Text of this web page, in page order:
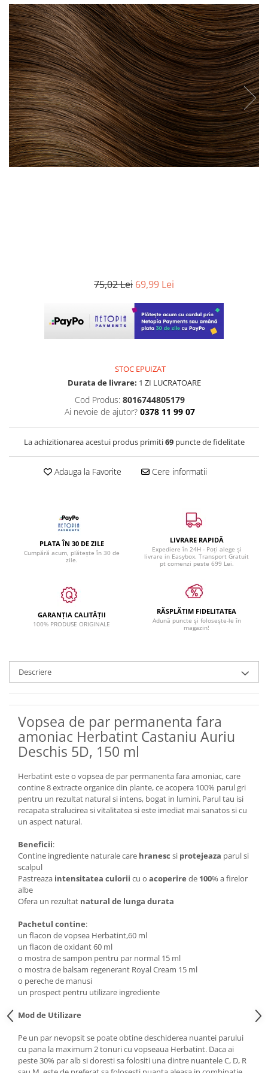
75,02 Lei 69,99 Lei
STOC EPUIZAT
Durata de livrare: 1 ZI LUCRATOARE
Cod Produs: 8016744805179
Ai nevoie de ajutor? 0378 11 99 07
La achizitionarea acestui produs primiti69puncte de fidelitate
Adauga la Favorite Cere informatii
PLATA ÎN 30 DE ZILE
Cumpără acum, plătește în 30 de
zile.
LIVRARE RAPIDĂ
Expediere în 24H - Poți alege și
livrare in Easybox. Transport Gratuit
pt comenzi peste 699 Lei.
GARANȚIA CALITĂȚII
100% PRODUSE ORIGINALE
RĂSPLĂTIM FIDELITATEA
Adună puncte și folosește-le în
magazin!
Descriere
Vopsea de par permanenta fara
amoniac Herbatint Castaniu Auriu
Deschis 5D, 150 ml
Herbatint este o vopsea de par permanenta fara amoniac, care
contine 8 extracte organice din plante, ce acopera 100% parul gri
pentru un rezultat natural si intens, bogat in lumini. Parul tau isi
recapata stralucirea si vitalitatea si este imediat mai sanatos si cu
un aspect natural.
Beneficii:
Contine ingrediente naturale care hranesc si protejeaza parul si
scalpul
Pastreaza intensitatea culorii cu o acoperire de 100% a firelor
albe
Ofera un rezultat natural de lunga durata
Pachetul contine:
un flacon de vopsea Herbatint,60 ml
un flacon de oxidant 60 ml
o mostra de sampon pentru par normal 15 ml
o mostra de balsam regenerant Royal Cream 15 ml
o pereche de manusi
un prospect pentru utilizare ingrediente
Mod de Utilizare
Pe un par nevopsit se poate obtine deschiderea nuantei parului
cu pana la maximum 2 tonuri cu vopseaua Herbatint. Daca ai
peste 30% par alb si doresti sa folositi una dintre nuantele C, D, R